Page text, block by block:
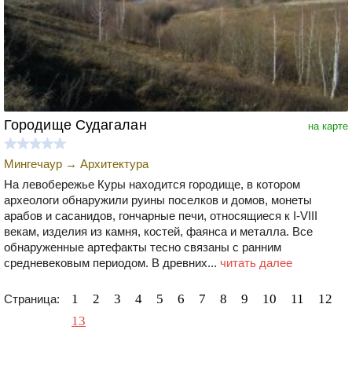
на карте
Городище Судагалан
Мингечаур → Архитектура
На левобережье Куры находится городище, в котором
археологи обнаружили руины поселков и домов, монеты
арабов и сасанидов, гончарные печи, относящиеся к I-VIII
векам, изделия из камня, костей, фаянса и металла. Все
обнаруженные артефакты тесно связаны с ранним
средневековым периодом. В древних... читать далее
Страница: 1 2 3 4 5 6 7 8 9 10 11
12
13